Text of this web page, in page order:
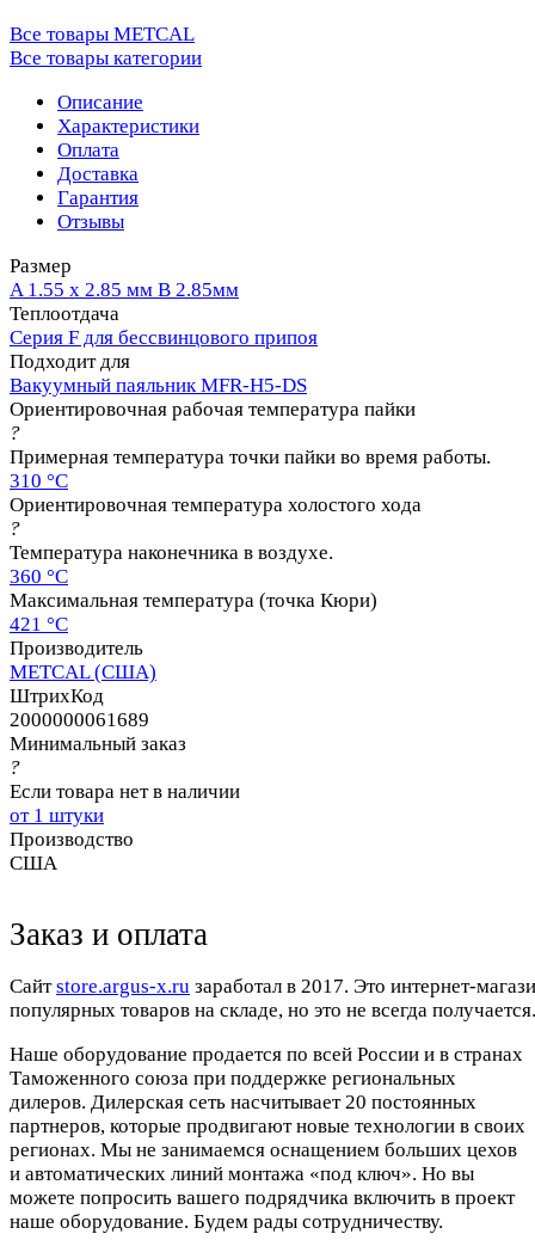
Все товары METCAL
Все товары категории
Описание
Характеристики
Оплата
Доставка
Гарантия
Отзывы
Размер
A 1.55 х 2.85 мм B 2.85мм
Теплоотдача
Серия F для бессвинцового припоя
Подходит для
Вакуумный паяльник MFR-H5-DS
Ориентировочная рабочая температура пайки
?
Примерная температура точки пайки во время работы.
310 °C
Ориентировочная температура холостого хода
?
Температура наконечника в воздухе.
360 °C
Максимальная температура (точка Кюри)
421 °C
Производитель
METCAL (США)
ШтрихКод
2000000061689
Минимальный заказ
?
Если товара нет в наличии
от 1 штуки
Производство
США
Заказ и оплата
Cайтstore.argus-x.ru заработал в 2017. Это интернет-
популярных товаров на складе, но это не всегда
Наше оборудование продается по всей России и в странах
Таможенного союза при поддержке региональных
дилеров. Дилерская сеть насчитывает 20 постоянных
партнеров, которые продвигают новые технологии в своих
регионах. Мы не занимаемся оснащением больших цехов
и автоматических линий монтажа «под ключ». Но вы
можете попросить вашего подрядчика включить в проект
наше оборудование. Будем рады сотрудничеству.